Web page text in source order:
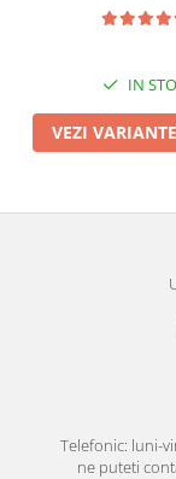
IN
VEZI VARIANTE
Telefonic: luni-
ne puteti